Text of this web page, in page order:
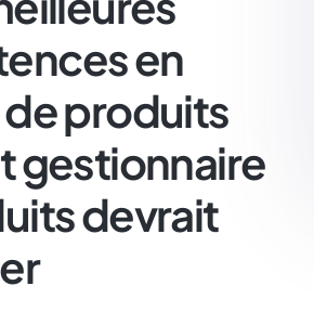
en
produits
gestionnaire
devrait